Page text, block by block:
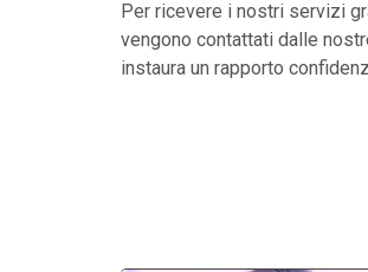
Per ricevere i nostri servizi
vengono contattati dalle
instaura un rapporto